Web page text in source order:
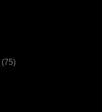
(75)